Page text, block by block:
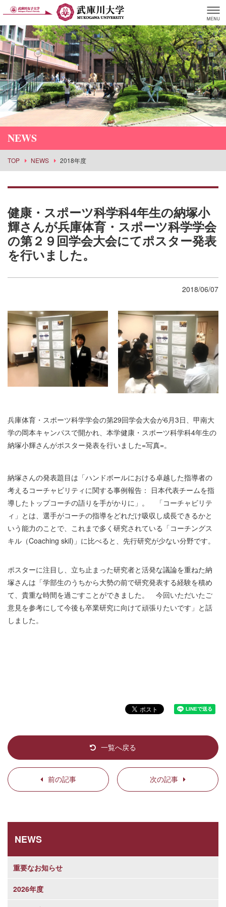
NEWS
TOP NEWS 2018年度
健康・スポーツ科学科4年生の納塚小
輝さんが兵庫体育・スポーツ科学学会
の第２９回学会大会にてポスター発表
を行いました。
2018/06/07
兵庫体育・スポーツ科学学会の第29回学会大会が6月3日、甲南大
学の岡本キャンパスで開かれ、本学健康・スポーツ科学科4年生の
納塚小輝さんがポスター発表を行いました=写真=。
納塚さんの発表題目は「ハンドボールにおける卓越した指導者の
考えるコーチャビリティに関する事例報告： 日本代表チームを指
導したトップコーチの語りを手がかりに」。 「コーチャビリテ
ィ」とは、選手がコーチの指導をどれだけ吸収し成長できるかと
いう能力のことで、これまで多く研究されている「コーチングス
キル（Coaching skil)」に比べると、先行研究が少ない分野です。
ポスターに注目し、立ち止まった研究者と活発な議論を重ねた納
塚さんは「学部生のうちから大勢の前で研究発表する経験を積め
て、貴重な時間を過ごすことができました。 今回いただいたご
意見を参考にして今後も卒業研究に向けて頑張りたいです」と話
しました。
前の記事
一覧へ戻る
次の記事
NEWS
重要なお知らせ
2026年度